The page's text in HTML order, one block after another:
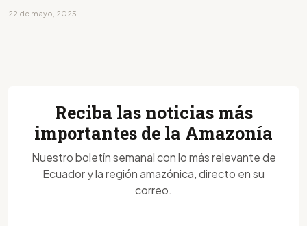
22 de mayo, 2025
Reciba las noticias más
importantes de la Amazonía
Nuestro boletín semanal con lo más relevante de
Ecuador y la región amazónica, directo en su
correo.